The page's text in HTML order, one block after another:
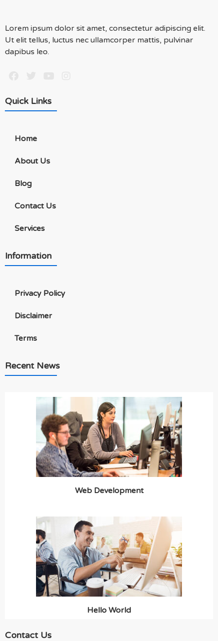
Lorem ipsum dolor sit amet, consectetur adipiscing elit.
Ut elit tellus, luctus nec ullamcorper mattis, pulvinar
dapibus leo.
Quick Links
Home
About Us
Blog
Contact Us
Services
Information
Privacy Policy
Disclaimer
Terms
Recent News
Web Development
Hello World
Contact Us